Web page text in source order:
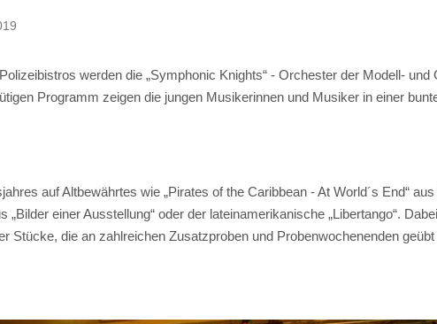
werden die „Symphonic Knights“ - Orchester der Modell-
Programm zeigen die jungen Musikerinnen und Musiker in einer
auf Altbewährtes wie „Pirates of the Caribbean - At World´s End“
einer Ausstellung“ oder der lateinamerikanische „Libertango“.
Stücke, die an zahlreichen Zusatzproben und Probenwochenenden